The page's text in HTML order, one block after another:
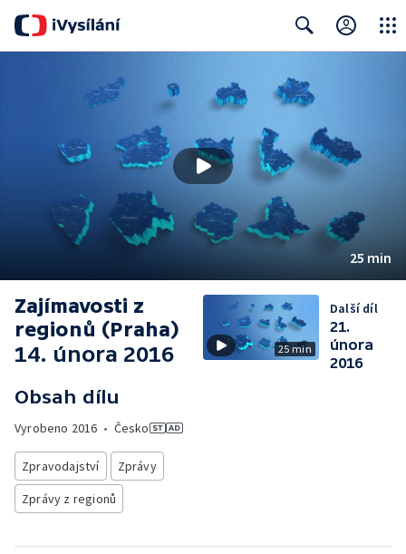
25 min
Zajímavosti z
regionů (Praha)
14. února 2016
Obsah dílu
Vyrobeno 2016 • Česko
Zpravodajství
Zprávy
Zprávy z regionů
25 min
Další díl
21.
února
2016